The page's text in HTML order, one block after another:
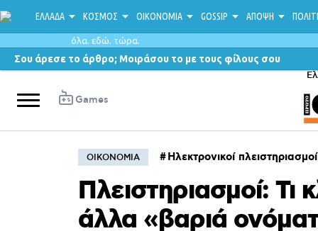
ΕΛΛΑΔΑ ΚΟΣΜΟΣ ΟΙΚΟΝΟΜΙΑ GOSSIP ΑΠΟΨΗ
όλα. εδώ. τώρα.
Σου άρεσε το άρθρο; Μοιράσου το με τους φίλους σου